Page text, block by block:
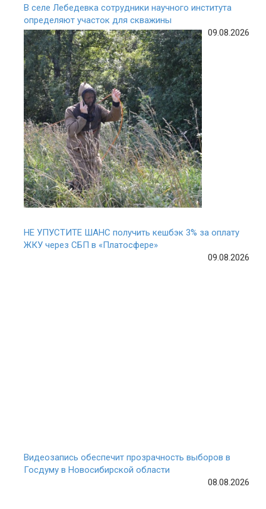
В селе Лебедевка сотрудники научного института
определяют участок для скважины
09.08.2026
НЕ УПУСТИТЕ ШАНС получить кешбэк 3% за оплату
ЖКУ через СБП в «Платосфере»
09.08.2026
Видеозапись обеспечит прозрачность выборов в
Госдуму в Новосибирской области
08.08.2026